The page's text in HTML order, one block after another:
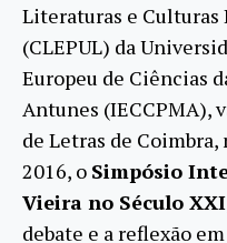
Literaturas e Culturas
(CLEPUL) da
Europeu de Ciências
Antunes (IECCPMA),
de Letras de Coimbra,
2016, o Simpósio
Vieira no Século XXI
debate e a reflexão